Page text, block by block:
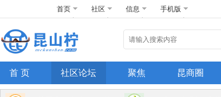
首页 社区 信息 手机版
首 页 社区论坛 聚焦 昆商圈